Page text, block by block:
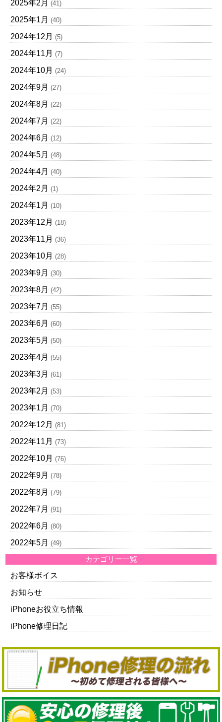
2025年2月 (41)
2025年1月 (40)
2024年12月 (5)
2024年11月 (7)
2024年10月 (24)
2024年9月 (27)
2024年8月 (22)
2024年7月 (22)
2024年6月 (12)
2024年5月 (48)
2024年4月 (40)
2024年2月 (1)
2024年1月 (10)
2023年12月 (18)
2023年11月 (36)
2023年10月 (28)
2023年9月 (30)
2023年8月 (42)
2023年7月 (55)
2023年6月 (60)
2023年5月 (50)
2023年4月 (55)
2023年3月 (61)
2023年2月 (53)
2023年1月 (70)
2022年12月 (81)
2022年11月 (73)
2022年10月 (76)
2022年9月 (78)
2022年8月 (79)
2022年7月 (91)
2022年6月 (80)
2022年5月 (49)
カテゴリー一覧
お客様ボイス
お知らせ
iPhoneお役立ち情報
iPhone修理日記